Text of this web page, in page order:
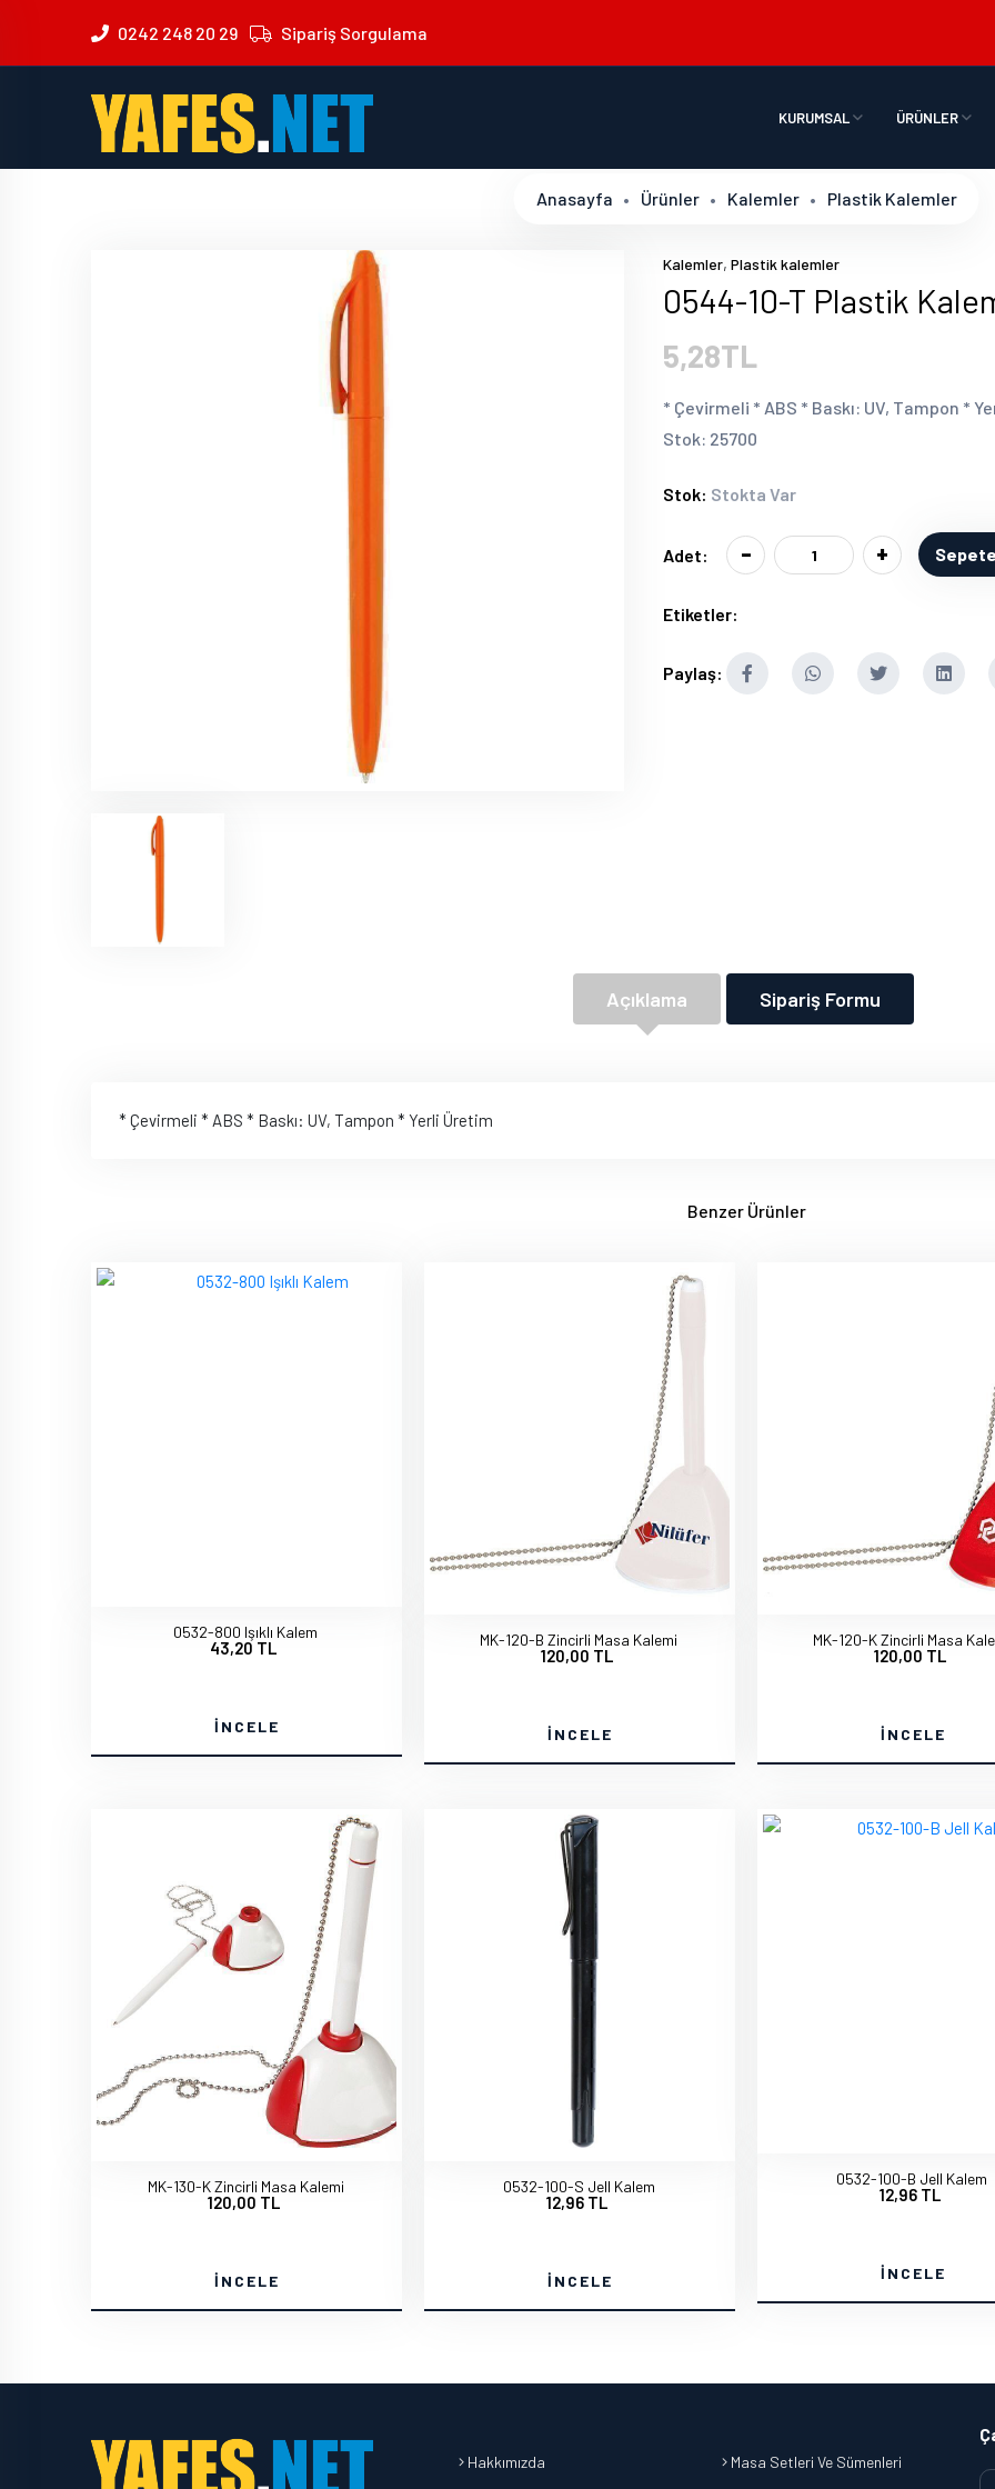
0242 248 20 29 Sipariş Sorgulama
KURUMSAL ÜRÜNLER
Anasayfa Ürünler Kalemler Plastik Kalemler
Kalemler, Plastik kalemler
0544-10-T Plastik
5,28TL
* Çevirmeli * ABS * Baskı: UV, Tampon *
Stok: 25700
Stok: Stokta Var
Adet: - +
Etiketler:
Paylaş:
Açıklama Sipariş Formu
* Çevirmeli * ABS * Baskı: UV, Tampon * Yerli Üretim
Benzer Ürünler
0532-800 Işıklı Kalem
43,20 TL
İNCELE
MK-120-B Zincirli Masa Kalemi
120,00 TL
İNCELE
MK-120-K Zincirli Masa
120,00 TL
İNCELE
MK-130-K Zincirli Masa Kalemi
120,00 TL
İNCELE
0532-100-S Jell Kalem
12,96 TL
İNCELE
0532-100-B Jell Kalem
12,96 TL
İNCELE
Hakkımızda Masa Setleri Ve Sümenleri